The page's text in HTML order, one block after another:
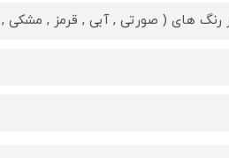
های ( صورتی , آبی , قرمز , مشکی ,